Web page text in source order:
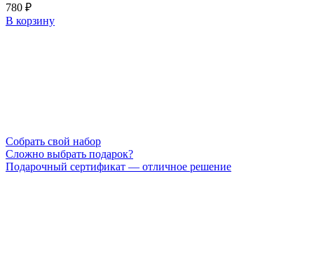
780 ₽
В корзину
Cобрать свой набор
Сложно выбрать подарок?
Подарочный сертификат — отличное решение